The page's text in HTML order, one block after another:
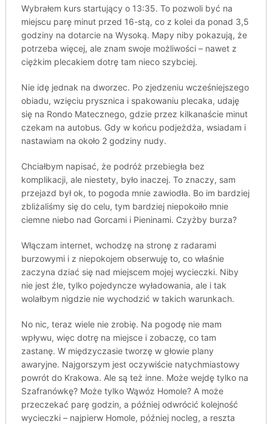
Wybrałem kurs startujący o 13:35. To pozwoli być na
miejscu parę minut przed 16-stą, co z kolei da ponad 3,5
godziny na dotarcie na Wysoką. Mapy niby pokazują, że
potrzeba więcej, ale znam swoje możliwości – nawet z
ciężkim plecakiem dotrę tam nieco szybciej.
Nie idę jednak na dworzec. Po zjedzeniu wcześniejszego
obiadu, wzięciu prysznica i spakowaniu plecaka, udaję
się na Rondo Matecznego, gdzie przez kilkanaście minut
czekam na autobus. Gdy w końcu podjeżdża, wsiadam i
nastawiam na około 2 godziny nudy.
Chciałbym napisać, że podróż przebiegła bez
komplikacji, ale niestety, było inaczej. To znaczy, sam
przejazd był ok, to pogoda mnie zawiodła. Bo im bardziej
zbliżaliśmy się do celu, tym bardziej niepokoiło mnie
ciemne niebo nad Gorcami i Pieninami. Czyżby burza?
Włączam internet, wchodzę na stronę z radarami
burzowymi i z niepokojem obserwuję to, co właśnie
zaczyna dziać się nad miejscem mojej wycieczki. Niby
nie jest źle, tylko pojedyncze wyładowania, ale i tak
wolałbym nigdzie nie wychodzić w takich warunkach.
No nic, teraz wiele nie zrobię. Na pogodę nie mam
wpływu, więc dotrę na miejsce i zobaczę, co tam
zastanę. W międzyczasie tworzę w głowie plany
awaryjne. Najgorszym jest oczywiście natychmiastowy
powrót do Krakowa. Ale są też inne. Może wejdę tylko na
Szafranówkę? Może tylko Wąwóz Homole? A może
przeczekać parę godzin, a później odwrócić kolejność
wycieczki – najpierw Homole, później nocleg, a reszta